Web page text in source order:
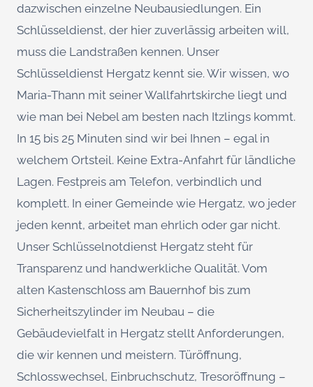
dazwischen einzelne Neubausiedlungen. Ein
Schlüsseldienst, der hier zuverlässig arbeiten will,
muss die Landstraßen kennen. Unser
Schlüsseldienst Hergatz kennt sie. Wir wissen, wo
Maria-Thann mit seiner Wallfahrtskirche liegt und
wie man bei Nebel am besten nach Itzlings kommt.
In 15 bis 25 Minuten sind wir bei Ihnen – egal in
welchem Ortsteil. Keine Extra-Anfahrt für ländliche
Lagen. Festpreis am Telefon, verbindlich und
komplett. In einer Gemeinde wie Hergatz, wo jeder
jeden kennt, arbeitet man ehrlich oder gar nicht.
Unser Schlüsselnotdienst Hergatz steht für
Transparenz und handwerkliche Qualität. Vom
alten Kastenschloss am Bauernhof bis zum
Sicherheitszylinder im Neubau – die
Gebäudevielfalt in Hergatz stellt Anforderungen,
die wir kennen und meistern. Türöffnung,
Schlosswechsel, Einbruchschutz, Tresoröffnung –